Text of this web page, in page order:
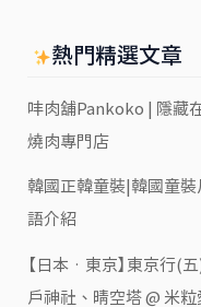
熱門精選文章
㕩肉舖Pankoko | 隱藏
燒肉專門店
韓國正韓童裝|韓國童
語介紹
【日本‧東京】東京行(
戶神社、晴空塔 @ 米粒